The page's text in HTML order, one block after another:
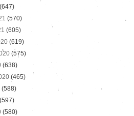
(647)
(570)
(605)
(619)
(575)
(638)
(465)
(588)
(597)
(580)